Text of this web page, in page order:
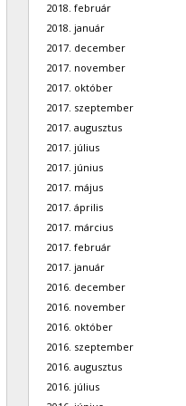
2018. február
2018. január
2017. december
2017. november
2017. október
2017. szeptember
2017. augusztus
2017. július
2017. június
2017. május
2017. április
2017. március
2017. február
2017. január
2016. december
2016. november
2016. október
2016. szeptember
2016. augusztus
2016. július